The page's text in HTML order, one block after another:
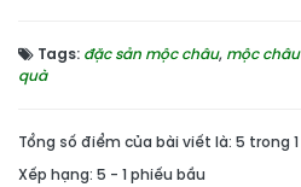
Tags: đặc sản mộc châu, mộc
quà
Tổng số điểm của bài viết là: 5 trong
Xếp hạng: 5 - 1 phiếu bầu